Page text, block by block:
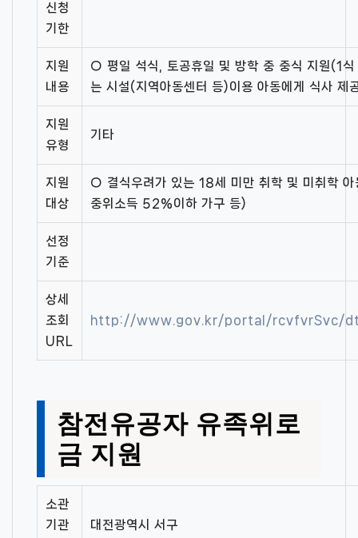
신청
기한
지원
내용
○ 평일 석식, 토공휴일 및 방학 중 중식 지원(1
는 시설(지역아동센터 등)이용 아동에게 식사 제
지원
유형
기타
지원
대상
○ 결식우려가 있는 18세 미만 취학 및 미취학 아
중위소득 52%이하 가구 등)
선정
기준
상세
조회
URL
http://www.gov.kr/portal/rcvfvrSvc/
참전유공자 유족위로
금 지원
소관
기관
대전광역시 서구